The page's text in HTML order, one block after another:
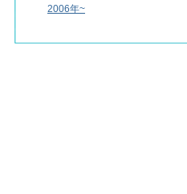
2006年~